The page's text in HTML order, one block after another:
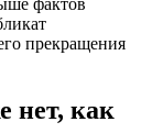
фактов
прекращения
нет, как